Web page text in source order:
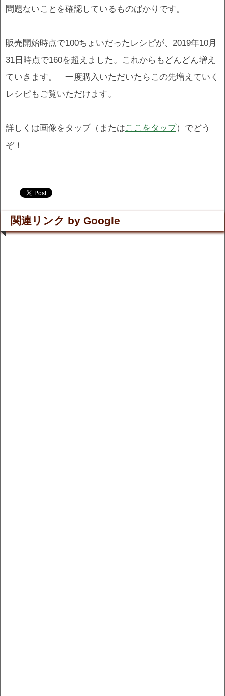
問題ないことを確認しているものばかりです。
販売開始時点で100ちょいだったレシピが、2019年10月
31日時点で160を超えました。これからもどんどん増え
ていきます。 一度購入いただいたらこの先増えていく
レシピもご覧いただけます。
詳しくは画像をタップ（またはここをタップ）でどう
ぞ！
関連リンク by Google